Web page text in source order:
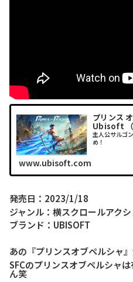
プリンス
Ubisoft （
主人公サルゴ
め！
www.ubisoft.com
発売日：2023/1/18
ジャンル：横スクロールアク
ブランド：UBISOFT
あの『プリンスオブペルシャ
SFCのプリンスオブペルシャ
ん笑